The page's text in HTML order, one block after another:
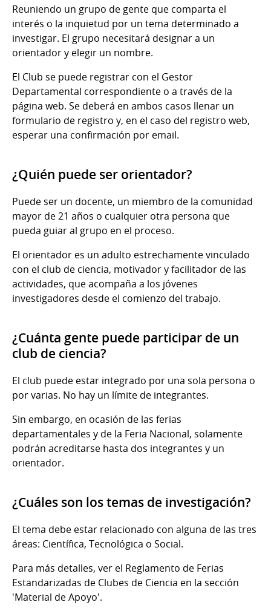
Reuniendo un grupo de gente que comparta el
interés o la inquietud por un tema determinado a
investigar. El grupo necesitará designar a un
orientador y elegir un nombre.
El Club se puede registrar con el Gestor
Departamental correspondiente o a través de la
página web. Se deberá en ambos casos llenar un
formulario de registro y, en el caso del registro web,
esperar una confirmación por email.
¿Quién puede ser orientador?
Puede ser un docente, un miembro de la comunidad
mayor de 21 años o cualquier otra persona que
pueda guiar al grupo en el proceso.
El orientador es un adulto estrechamente vinculado
con el club de ciencia, motivador y facilitador de las
actividades, que acompaña a los jóvenes
investigadores desde el comienzo del trabajo.
¿Cuánta gente puede participar de un
club de ciencia?
El club puede estar integrado por una sola persona o
por varias. No hay un límite de integrantes.
Sin embargo, en ocasión de las ferias
departamentales y de la Feria Nacional, solamente
podrán acreditarse hasta dos integrantes y un
orientador.
¿Cuáles son los temas de investigación?
El tema debe estar relacionado con alguna de las tres
áreas: Científica, Tecnológica o Social.
Para más detalles, ver el Reglamento de Ferias
Estandarizadas de Clubes de Ciencia en la sección
'Material de Apoyo'.